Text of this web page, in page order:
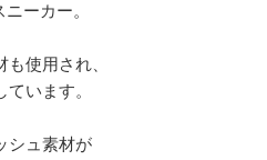
ーカー。
使用され、
います。
シュ素材が